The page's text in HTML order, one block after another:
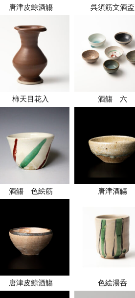
唐津皮鯨酒觴 呉須筋文酒盃
柿天目花入 酒觴 六
酒觴 色絵筋 唐津酒觴
唐津皮鯨酒觴 色絵湯呑